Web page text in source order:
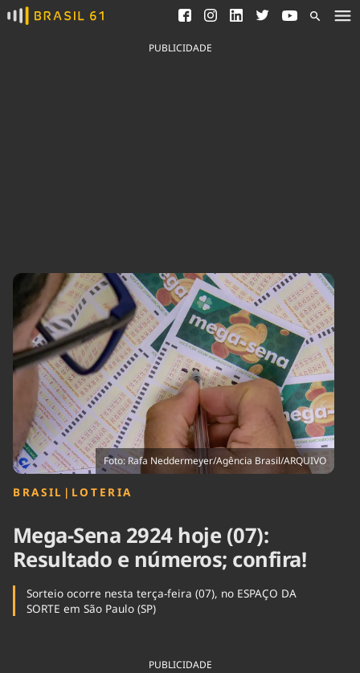
Ver todas as notícias
Saneamento
Indicadores
Agronegócios
Brasil
Brasil Mineral
Ciência &
Tecnologia
Cinema
Comportamento
Cultura
Economia
Educação
Infraestrutura
Internacional
Meio Ambiente
Podcast
Política
Saúde
Tempo
PUBLICIDADE
Foto: Rafa Neddermeyer/Agência Brasil/ARQUIVO
BRASIL | LOTERIA
Mega-Sena 2924 hoje (07):
Resultado e números; confira!
Sorteio ocorre nesta terça-feira (07), no ESPAÇO DA
SORTE em São Paulo (SP)
PUBLICIDADE